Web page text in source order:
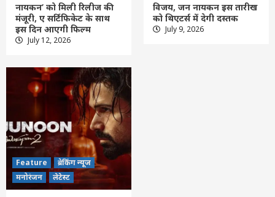
नायकन’ को मिली रिलीज की
मंजूरी, ए सर्टिफिकेट के साथ
इस दिन आएगी फिल्म
July 12, 2026
विजय, जन नायकन इस तारीख
को थिएटर्स में देगी दस्तक
July 9, 2026
Feature
ब्रेकिंग न्यूज
मनोरंजन
लेटेस्ट
Feature
4
Feature छत्तीसगढ़ रायपुर
Crime – WRS कॉलोनी तालाब में मिली युवती की
लाश का खुला राज: बेवफाई के शक में प्रेमी बना
कातिल, गला दबाकर की हत्या
Feature छत्तीसगढ़
CG- साय सरकार का बड़ा फैसला, CSPGCL की